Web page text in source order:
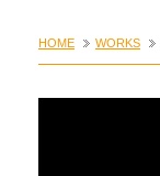
HOME WORKS